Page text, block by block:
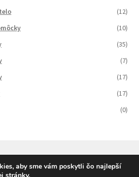
(12)
(10)
(35)
(7)
(17)
(17)
(0)
aby sme vám poskytli čo najlepší